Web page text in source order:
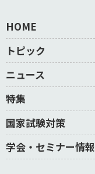
HOME
トピック
ニュース
特集
国家試験対策
学会・セミナー情報